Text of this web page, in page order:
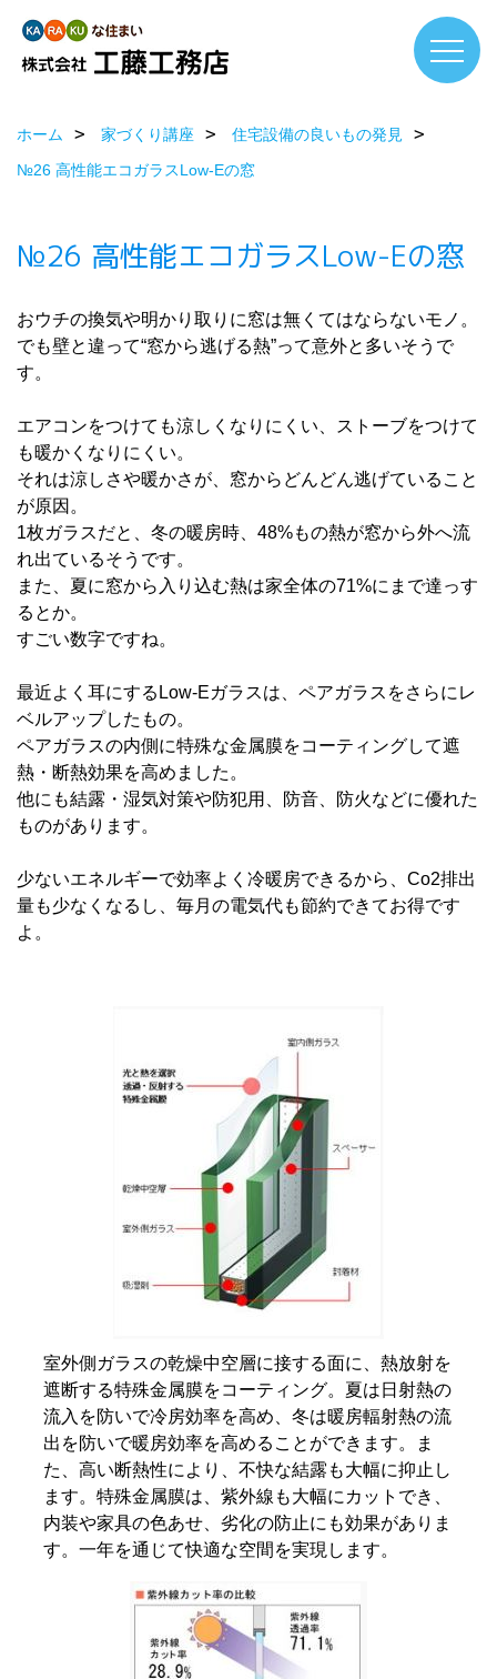
ホーム 家づくり講座
住宅設備の良いもの発見
№26 高性能エコガラスLow-Eの窓
№26 高性能エコガラスLow-Eの窓
おウチの換気や明かり取りに窓は無くてはならないモノ。
でも壁と違って“窓から逃げる熱”って意外と多いそうで
す。
エアコンをつけても涼しくなりにくい、ストーブをつけて
も暖かくなりにくい。
それは涼しさや暖かさが、窓からどんどん逃げていること
が原因。
1枚ガラスだと、冬の暖房時、48%もの熱が窓から外へ流
れ出ているそうです。
また、夏に窓から入り込む熱は家全体の71%にまで達っす
るとか。
すごい数字ですね。
最近よく耳にするLow-Eガラスは、ペアガラスをさらにレ
ベルアップしたもの。
ペアガラスの内側に特殊な金属膜をコーティングして遮
熱・断熱効果を高めました。
他にも結露・湿気対策や防犯用、防音、防火などに優れた
ものがあります。
少ないエネルギーで効率よく冷暖房できるから、Co2排出
量も少なくなるし、毎月の電気代も節約できてお得です
よ。
室外側ガラスの乾燥中空層に接する面に、熱放射を
遮断する特殊金属膜をコーティング。夏は日射熱の
流入を防いで冷房効率を高め、冬は暖房輻射熱の流
出を防いで暖房効率を高めることができます。ま
た、高い断熱性により、不快な結露も大幅に抑止し
ます。特殊金属膜は、紫外線も大幅にカットでき、
内装や家具の色あせ、劣化の防止にも効果がありま
す。一年を通じて快適な空間を実現します。